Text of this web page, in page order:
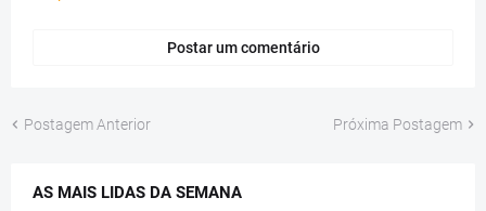
Postar um comentário
Postagem Anterior Próxima Postagem
AS MAIS LIDAS DA SEMANA